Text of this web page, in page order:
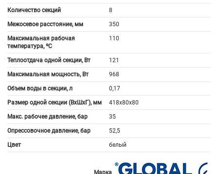
Количество секций 8
Межосевое расстояние, мм 350
Максимальная рабочая
температура, ºС
110
Теплоотдача одной секции, Вт 121
Максимальная мощность, Вт 968
Объем воды в секции, л 0,17
Размер одной секции (ВхШхГ), мм 418x80x80
Макс. рабочее давление, бар 35
Опрессовочное давление, бар 52,5
Цвет белый
Марка